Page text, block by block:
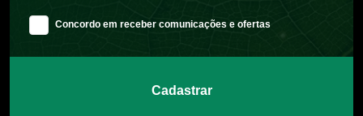
Concordo em receber comunicações e ofertas
Cadastrar